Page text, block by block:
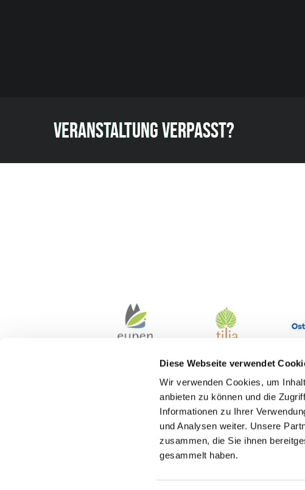
Diese Webseite verwendet
Wir verwenden Cookies, um
anbieten zu können und die
Informationen zu Ihrer
und Analysen weiter. Unsere
zusammen, die Sie ihnen
gesammelt haben.
VERANSTALTUNG VERPASST?